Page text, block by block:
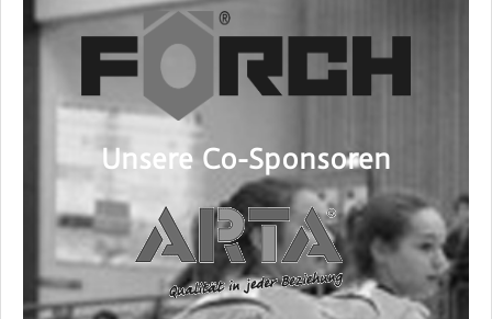
Unsere Co-Sponsoren